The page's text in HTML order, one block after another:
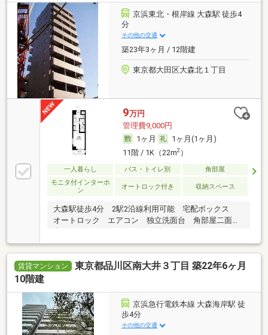
京浜東北・根岸線 大森駅 徒歩4
分
その他の交通
築23年3ヶ月 / 12階建
東京都大田区大森北１丁目
9万円
管理費9,000円
1ヶ月
1ヶ月(1ヶ月)
11階 / 1K（22m2）
一人暮らし バス・トイレ別
角部屋
モニタ付インターホ
ン
オートロック付き 収納スペース
大森駅徒歩4分 2駅2沿線利用可能 宅配ボックス
オートロック エアコン 独立洗面台 角部屋二面採
賃貸マンション
東京都品川区南大井３丁目 築22年6ヶ月
10階建
京浜急行電鉄本線 大森海岸駅 徒
歩4分
その他の交通